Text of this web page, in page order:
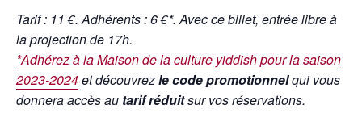
Tarif : 11 €. Adhérents : 6 €*. Avec ce billet, entrée libre à
la projection de 17h.
*Adhérez à la Maison de la culture yiddish pour la saison
2023-2024et découvrezle code promotionnelqui vous
donnera accès au tarif réduitsur vos réservations.